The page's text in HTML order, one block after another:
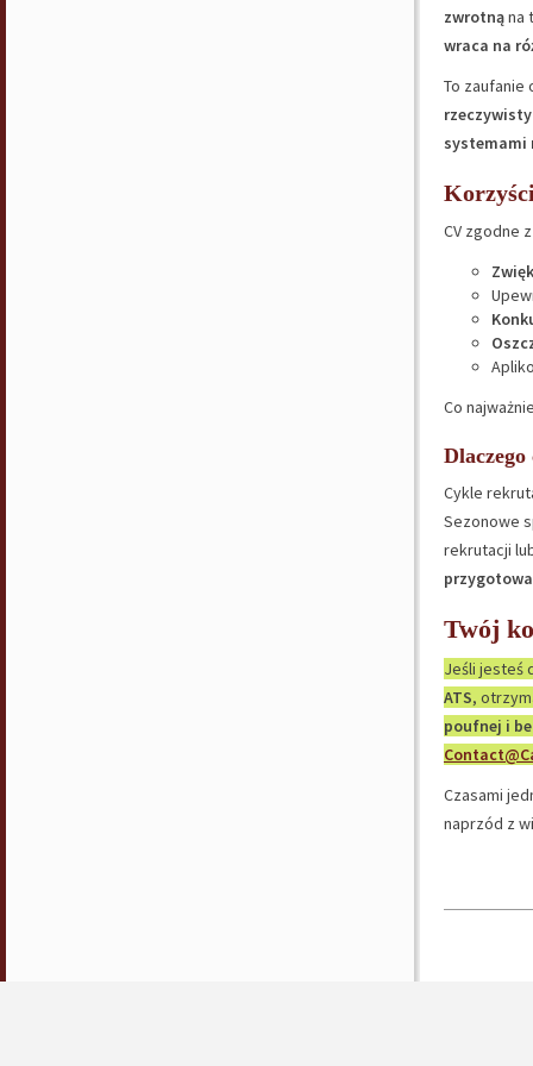
zwrotnąna
wraca na
To zaufanie
systemami
CV zgodne
Co
Cykle
Sezonowe
rekrutacji
Twój
Jeśli jesteś
ATS,
poufnej i
Czasami
naprzód z